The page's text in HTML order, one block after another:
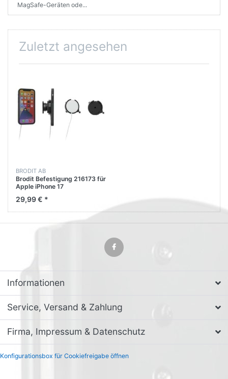
MagSafe-Geräten ode...
Zuletzt angesehen
BRODIT AB
Brodit Befestigung 216173 für
Apple iPhone 17
29,99 € *
Informationen
Service, Versand & Zahlung
Firma, Impressum & Datenschutz
Konfigurationsbox für Cookiefreigabe öffnen